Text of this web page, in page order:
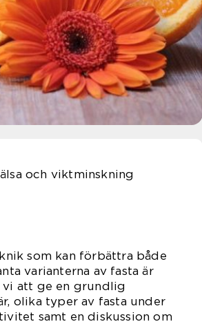
och viktminskning
som kan förbättra både
varianterna av fasta är
vi att ge en grundlig
olika typer av fasta under
samt en diskussion om